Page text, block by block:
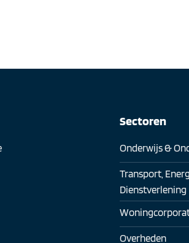
Sectoren
Onderwijs &
Transport,
Dienstverlening
Overheden